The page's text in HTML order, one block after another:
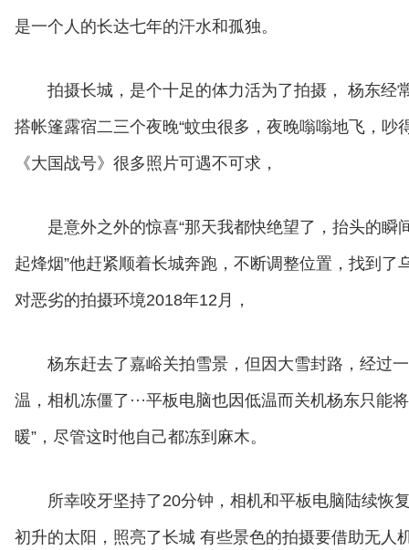
是一个人的长达七年的汗水和孤独。
拍摄长城，是个十足的体力活为了拍摄， 杨东经
搭帐篷露宿二三个夜晚“蚊虫很多，夜晚嗡嗡地飞，
《大国战号》很多照片可遇不可求，
是意外之外的惊喜“那天我都快绝望了，抬头的
起烽烟”他赶紧顺着长城奔跑，不断调整位置，找到
对恶劣的拍摄环境2018年12月，
杨东赶去了嘉峪关拍雪景，但因大雪封路，经过
温，相机冻僵了···平板电脑也因低温而关机杨东只能
暖”，尽管这时他自己都冻到麻木。
所幸咬牙坚持了20分钟，相机和平板电脑陆续恢
初升的太阳，照亮了长城 有些景色的拍摄要借助无人